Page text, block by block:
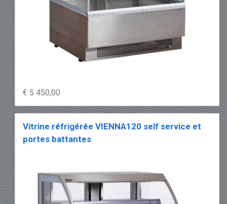
€ 5 450,00
Vitrine réfrigérée VIENNA120 self service et
portes battantes